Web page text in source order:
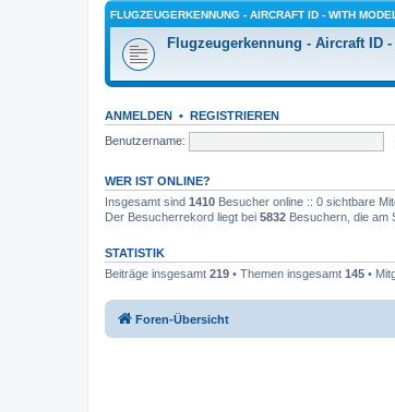
FLUGZEUGERKENNUNG - AIRCRAFT ID - WITH
Flugzeugerkennung - Aircraft ID
ANMELDEN • REGISTRIEREN
Benutzername:
WER IST ONLINE?
Insgesamt sind 1410 Besucher online :: 0 sichtbare
Der Besucherrekord liegt bei 5832 Besuchern, die am
STATISTIK
Beiträge insgesamt 219 • Themen insgesamt 145 •
Foren-Übersicht